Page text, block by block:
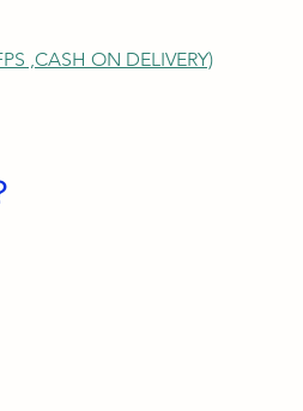
,CASH ON DELIVERY)